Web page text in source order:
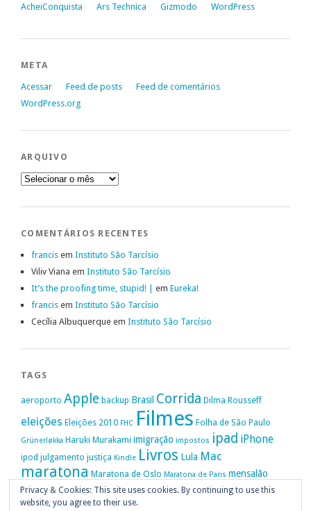
AcheiConquista Ars Technica Gizmodo WordPress
META
Acessar Feed de posts
Feed de comentários
WordPress.org
ARQUIVO
Arquivo
COMENTÁRIOS RECENTES
francis em Instituto São Tarcísio
Viliv Viana em Instituto São Tarcísio
It’s the proofing time, stupid! | em Eureka!
francis em Instituto São Tarcísio
Cecília Albuquerque em Instituto São Tarcísio
TAGS
aeroporto Apple backup Brasil Corrida Dilma Rousseff
eleições Eleições 2010 FHC Filmes Folha de São Paulo
Grünerløkka Haruki Murakami imigração impostos ipad iPhone
ipod julgamento justiça Kindle Livros Lula Mac
maratona Maratona de Oslo Maratona de Paris mensalão
movimento passe livre música nike Noruega OAB OiOsloPolítica
Portugal Privacidade protestos PT
Privacy & Cookies: This site uses cookies. By continuing to use this
website, you agree to their use.